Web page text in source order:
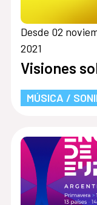
Desde 02
2021
Visiones
MÚSICA /